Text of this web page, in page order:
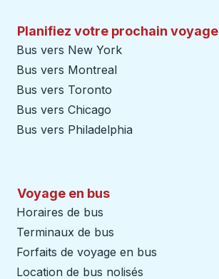
Planifiez votre prochain voyage
Bus vers New York
Bus vers Montreal
Bus vers Toronto
Bus vers Chicago
Bus vers Philadelphia
Voyage en bus
Horaires de bus
Terminaux de bus
Forfaits de voyage en bus
Location de bus nolisés